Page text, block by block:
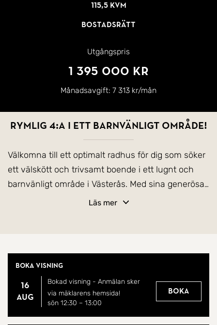
115,5 kvm
Bostadsrätt
Utgångspris
1 395 000 kr
Månadsavgift: 7 313 kr/mån
Rymlig 4:a i ett barnvänligt område!
Välkomna till ett optimalt radhus för dig som söker
ett välskött och trivsamt boende i ett lugnt och
barnvänligt område i Västerås. Med sina generösa
ytor, stilrena kök och den underbara balkongen är
som erbjuder en perfekt balans mellan sociala
sällskapsytor, praktiska lösningar och härliga
utemiljöer, ett hem redo för er att trivas i.
När du kliver in möts du av en ljus, rymlig och
Läs mer
Boka visning
16
aug
Bokad visning - Anmälan sker
via mäklarens hemsida!
sön 12:30 – 13:00
Boka